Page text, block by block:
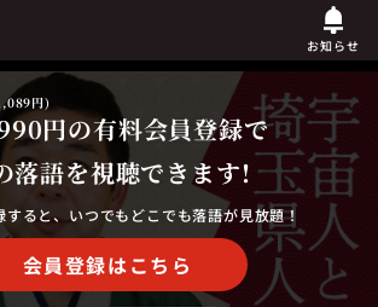
お知らせ
円
円)
の有料会員登録で
落語を視聴できます!
すると、いつでもどこでも落語が見放題！
会員登録はこちら